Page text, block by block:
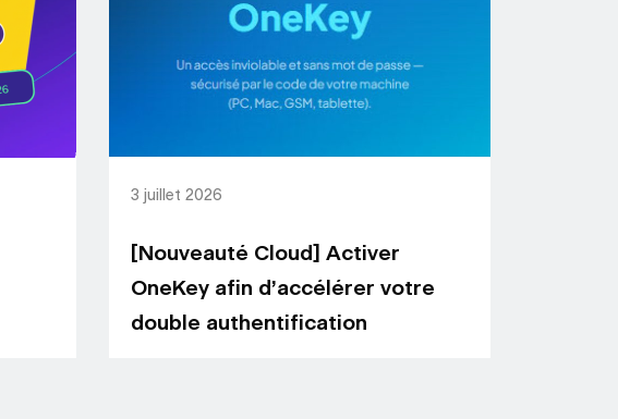
[Nouveauté Cloud] Activer
OneKey afin d’accélérer votre
double authentification
3 juillet 2026